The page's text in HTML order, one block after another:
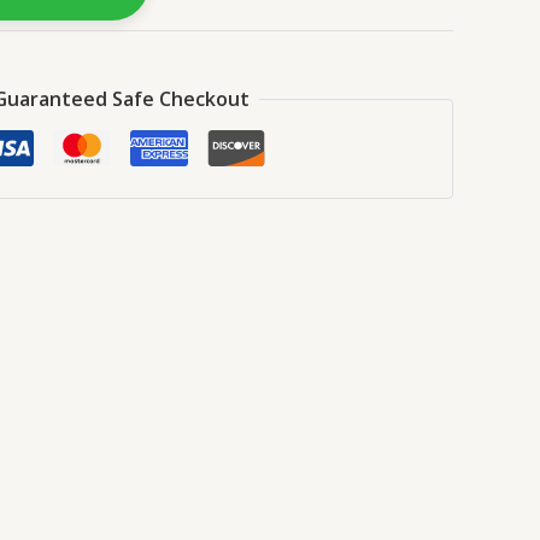
Safe Checkout